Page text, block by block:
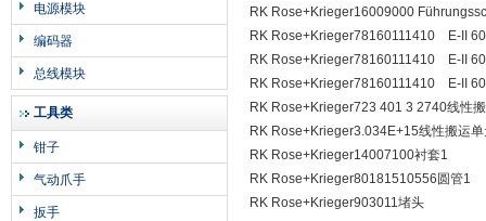
电源模块
编码器
总线模块
工具类
钳子
气动爪手
扳手
RK Rose+Krieger16009000
RK Rose+Krieger78160111410 E-II
RK Rose+Krieger78160111410 E-II
RK Rose+Krieger78160111410 E-II
RK Rose+Krieger723 401 3 2740线性
RK Rose+Krieger3.034E+15线性搬运
RK Rose+Krieger14007100衬套1
RK Rose+Krieger80181510556圆管1
RK Rose+Krieger903011堵头